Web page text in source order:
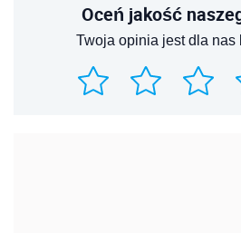
Oceń jakość
Twoja opinia jest dla nas